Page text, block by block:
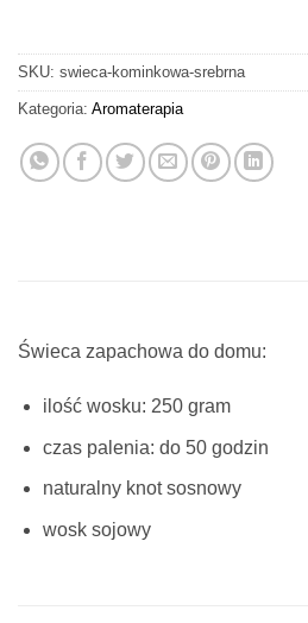
SKU: swieca-kominkowa-srebrna
Kategoria: Aromaterapia
Świeca zapachowa do domu:
ilość wosku: 250 gram
czas palenia: do 50 godzin
naturalny knot sosnowy
wosk sojowy